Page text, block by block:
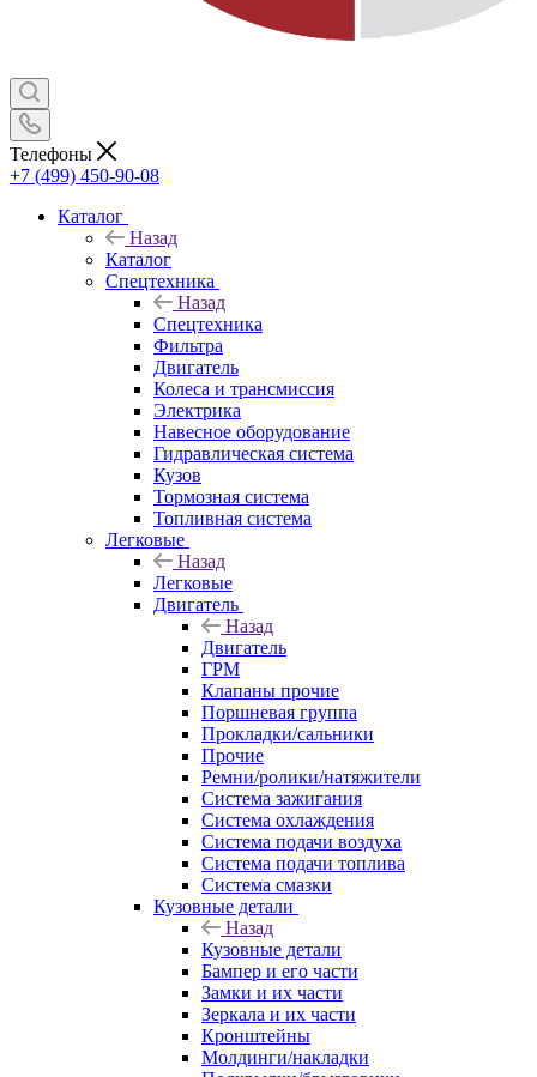
Телефоны
+7 (499) 450-90-08
Каталог
Назад
Каталог
Спецтехника
Назад
Спецтехника
Фильтра
Двигатель
Колеса и трансмиссия
Электрика
Навесное оборудование
Гидравлическая система
Кузов
Тормозная система
Топливная система
Легковые
Назад
Легковые
Двигатель
Назад
Двигатель
ГРМ
Клапаны прочие
Поршневая группа
Прокладки/сальники
Прочие
Ремни/ролики/натяжители
Система зажигания
Система охлаждения
Система подачи воздуха
Система подачи топлива
Система смазки
Кузовные детали
Назад
Кузовные детали
Бампер и его части
Замки и их части
Зеркала и их части
Кронштейны
Молдинги/накладки